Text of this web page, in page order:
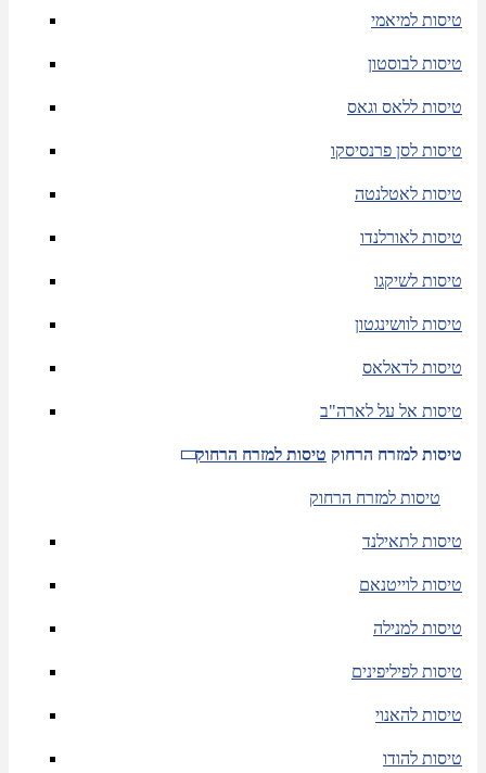
טיסות למיאמי
טיסות לבוסטון
טיסות ללאס וגאס
טיסות לסן פרנסיסקו
טיסות לאטלנטה
טיסות לאורלנדו
טיסות לשיקגו
טיסות לוושינגטון
טיסות לדאלאס
טיסות אל על לארה"ב
טיסות למזרח הרחוק טיסות למזרח הרחוק
טיסות למזרח הרחוק
טיסות לתאילנד
טיסות לוייטנאם
טיסות למנילה
טיסות לפיליפינים
טיסות להאנוי
טיסות להודו